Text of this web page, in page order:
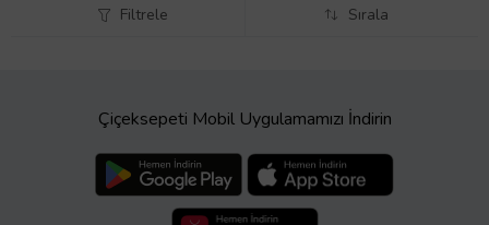
Filtrele Sırala
Çiçeksepeti Mobil Uygulamamızı İndirin